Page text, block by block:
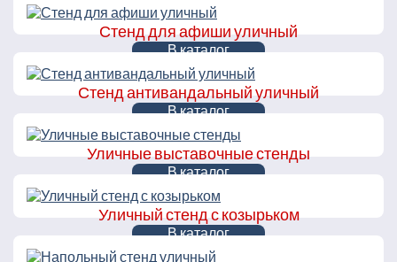
Стенд для афиши уличный
В каталог
Стенд антивандальный уличный
В каталог
Уличные выставочные стенды
В каталог
Уличный стенд с козырьком
В каталог